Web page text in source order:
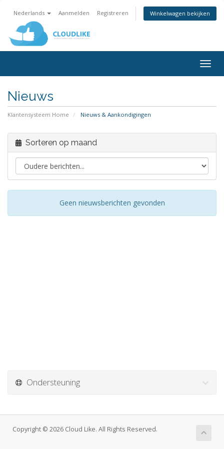
Nederlands Aanmelden Registreren Winkelwagen bekijken
Nieuws
Klantensysteem Home Nieuws & Aankondigingen
Sorteren op maand
Geen nieuwsberichten gevonden
Ondersteuning
Copyright © 2026 Cloud Like. All Rights Reserved.